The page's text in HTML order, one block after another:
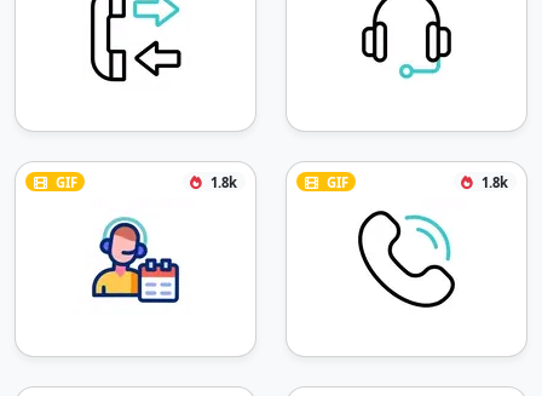
GIF 1.8k GIF 1.8k